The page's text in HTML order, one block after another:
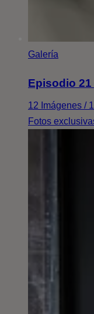
Galería
Episodio
12 Imágenes /
Fotos